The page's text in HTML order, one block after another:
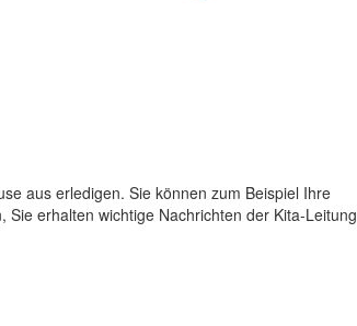
aus erledigen. Sie können zum Beispiel Ihre
erhalten wichtige Nachrichten der Kita-Leitung